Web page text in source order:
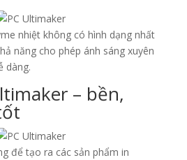
nhiệt không có hình dạng nhất
năng cho phép ánh sáng xuyên
dàng.
– bền,
để tạo ra các sản phẩm in